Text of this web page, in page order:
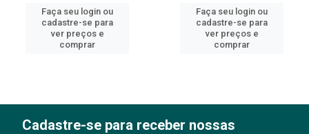
Faça seu login ou
cadastre-se para
ver preços e
comprar
Faça seu login ou
cadastre-se para
ver preços e
comprar
Cadastre-se para receber nossas